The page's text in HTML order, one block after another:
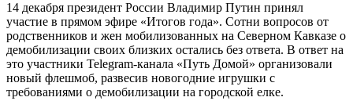
14 декабря президент России Владимир Путин принял
участие в прямом эфире «Итогов года». Сотни вопросов от
родственников и жен мобилизованных на Северном Кавказе о
демобилизации своих близких остались без ответа. В ответ на
это участники Telegram-канала «Путь Домой» организовали
новый флешмоб, развесив новогодние игрушки с
требованиями о демобилизации на городской елке.